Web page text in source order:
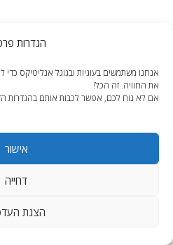
הגדרות
אנחנו משתמשים בעוגיות ובגוגל אנליטיקס
את החוויה. זה הכל!
אם לא נוח לכם, אפשר לכבות אותם בהגדרות
אישור
דחייה
הצגת
: AccessPress Lite